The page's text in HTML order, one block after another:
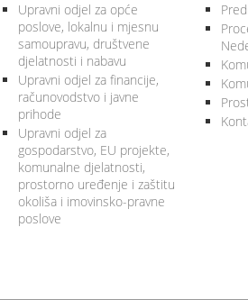
Upravni odjel za opće
poslove, lokalnu i mjesnu
samoupravu, društvene
djelatnosti i nabavu
Upravni odjel za financije,
računovodstvo i javne
prihode
Upravni odjel za
gospodarstvo, EU projekte,
komunalne djelatnosti,
prostorno uređenje i zaštitu
okoliša i imovinsko-pravne
poslove